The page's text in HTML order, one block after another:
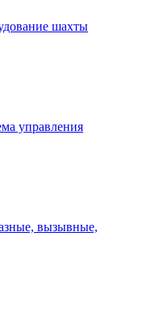
шахты
управления
вызывные,